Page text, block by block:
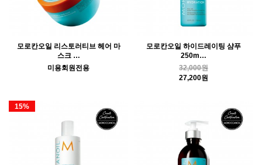
모로칸오일 리스토러티브 헤어 마
스크 …
미용회원전용
모로칸오일 하이드레이팅 샴푸
250m…
32,000원
27,200원
15%